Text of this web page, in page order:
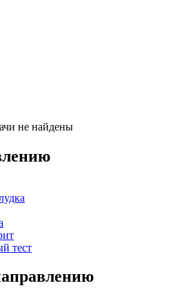
не найдены
тест